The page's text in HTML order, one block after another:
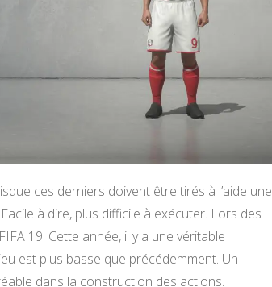
ces derniers doivent être tirés à l’aide une
à dire, plus difficile à exécuter. Lors des
19. Cette année, il y a une véritable
est plus basse que précédemment. Un
dans la construction des actions.